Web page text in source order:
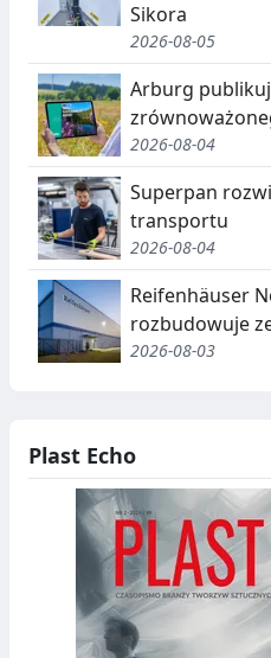
Sikora
2026-08-05
Arburg
2026-08-04
Superpan
transportu
2026-08-04
Reifenhäuser
rozbudowuje
2026-08-03
Plast Echo